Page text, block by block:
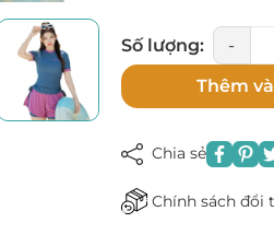
Số lượng: -
Thêm
Chia sẻ
Chính sách đổi